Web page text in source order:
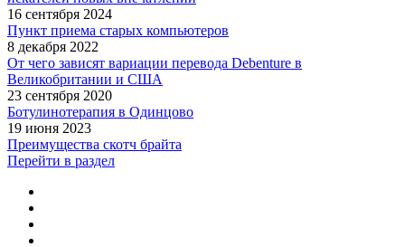
16 сентября 2024
Пункт приема старых компьютеров
8 декабря 2022
От чего зависят вариации перевода Debenture в
Великобритании и США
23 сентября 2020
Ботулинотерапия в Одинцово
19 июня 2023
Преимущества скотч брайта
Перейти в раздел